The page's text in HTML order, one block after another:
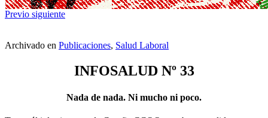
Previo siguiente
Archivado en Publicaciones, Salud Laboral
INFOSALUD Nº 33
Nada de nada. Ni mucho ni poco.